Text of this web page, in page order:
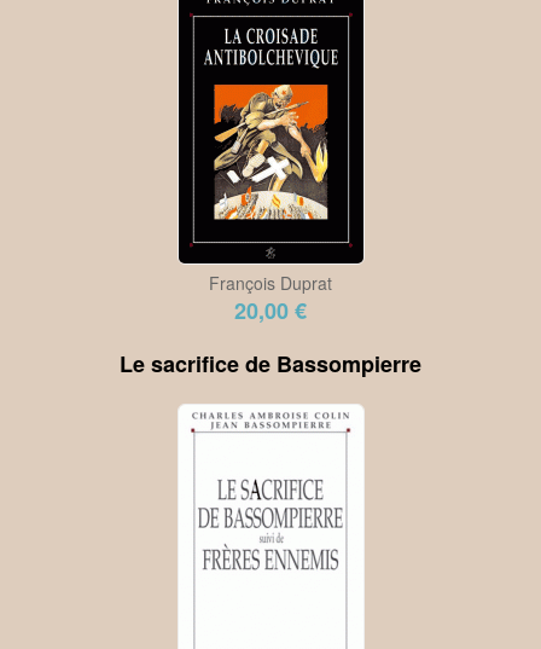
François Duprat
20,00 €
Le sacrifice de Bassompierre